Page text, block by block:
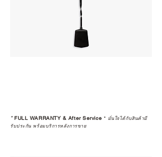
*FULL WARRANTY & After Service * มั่นใจได้กับสินค้ามี
รับประกัน พร้อมบริการหลังการขาย